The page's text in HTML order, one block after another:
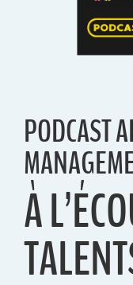
PODCAST
À